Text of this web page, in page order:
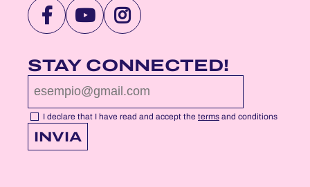
VISIT
FACEBOOK
PROFILE
PAGE
VISIT
YOUTUBE
PROFILE
PAGE
VISIT
INSTAGRAM
PROFILE
PAGE
STAY CONNECTED!
I declare that I have read and accept the terms and conditions
INVIA